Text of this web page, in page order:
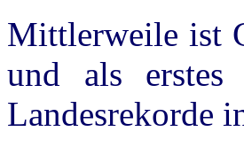
Mittlerweile ist
und als
Landesrekorde